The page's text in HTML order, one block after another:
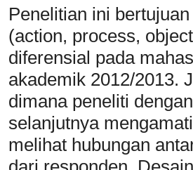
Penelitian ini
(action, process,
diferensial pada
akademik 2012/2013.
dimana peneliti
selanjutnya
melihat hubungan